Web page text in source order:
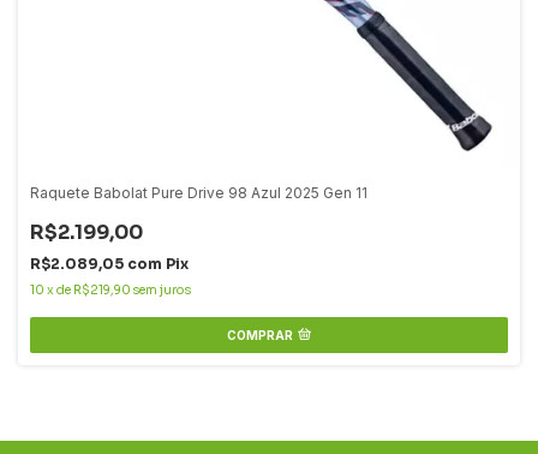
Raquete Babolat Pure Drive 98 Azul 2025 Gen 11
R$2.199,00
R$2.089,05 com Pix
10 x de R$219,90 sem juros
COMPRAR